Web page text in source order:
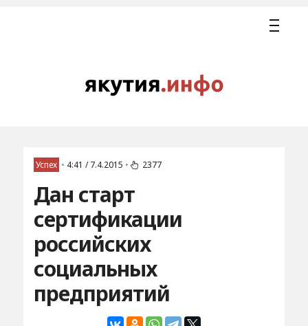
Успех • 4:41 / 7.4.2015 • 2377
Дан старт
сертификации
российских
социальных
предприятий